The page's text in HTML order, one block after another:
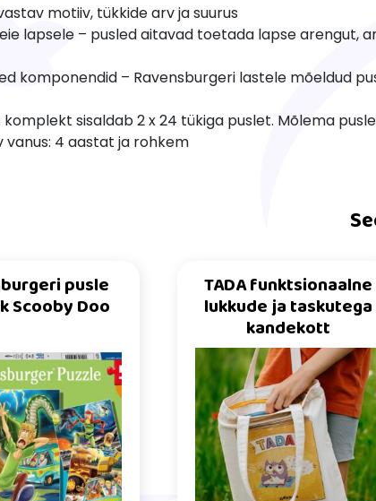
motiiv, tükkide arv ja suurus
lapsele – pusled aitavad toetada lapse arengut,
komponendid – Ravensburgeri lastele mõeldud
komplekt sisaldab 2 x 24 tükiga puslet. Mõlema
vanus: 4 aastat ja rohkem
pusle
Scooby Doo
TADA funktsionaalne
lukkude ja taskutega
kandekott